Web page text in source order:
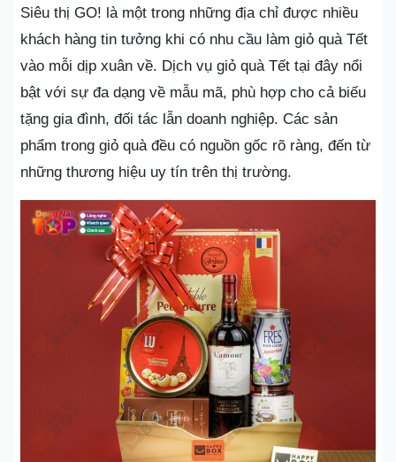
Siêu thị GO! là một trong những địa chỉ được nhiều
khách hàng tin tưởng khi có nhu cầu làm giỏ quà Tết
vào mỗi dịp xuân về. Dịch vụ giỏ quà Tết tại đây nổi
bật với sự đa dạng về mẫu mã, phù hợp cho cả biếu
tặng gia đình, đối tác lẫn doanh nghiệp. Các sản
phẩm trong giỏ quà đều có nguồn gốc rõ ràng, đến từ
những thương hiệu uy tín trên thị trường.